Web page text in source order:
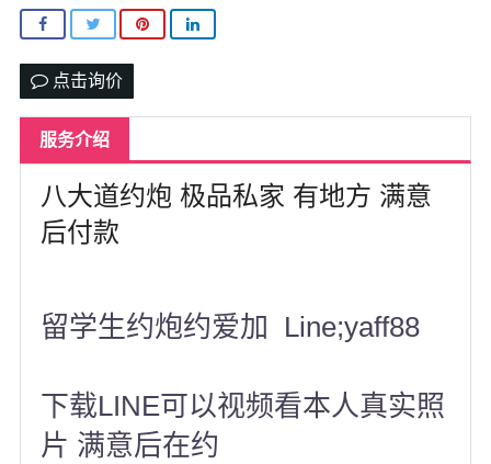
北卡罗来纳州
马里兰州
宾夕法尼亚州
康涅狄格州
马萨诸塞州
明尼苏达州
丹佛
菲尼克斯
点击询价
服务介绍
八大道约炮 极品私家 有地方 满意
后付款
留学生约炮约爱加 Line;yaff88
下载LINE可以视频看本人真实照
片 满意后在约